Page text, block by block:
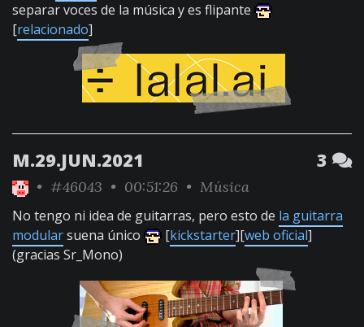
separar voces de la música y es flipante
[relacionado]
M.29.JUN.2021 3
• #46043 • 00:51:26 • Música
No tengo ni idea de guitarras, pero esto de la guitarra
modularsuena único [kickstarter][web oficial]
(gracias Sr_Mono)